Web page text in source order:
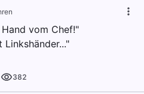
vom Chef!"
Linkshänder..."
382